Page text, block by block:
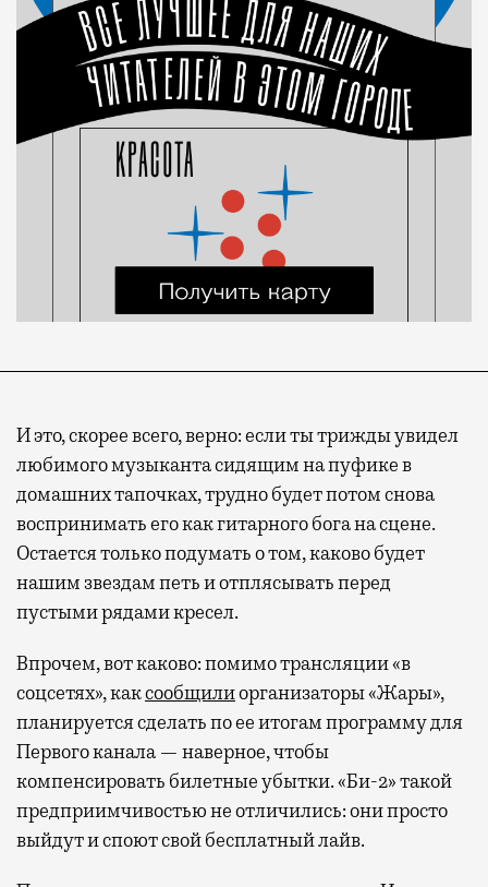
И это, скорее всего, верно: если ты трижды увидел
любимого музыканта сидящим на пуфике в
домашних тапочках, трудно будет потом снова
воспринимать его как гитарного бога на сцене.
Остается только подумать о том, каково будет
нашим звездам петь и отплясывать перед
пустыми рядами кресел.
Впрочем, вот каково: помимо трансляции «в
соцсетях», каксообщилиорганизаторы «Жары»,
планируется сделать по ее итогам программу для
Первого канала — наверное, чтобы
компенсировать билетные убытки. «Би-2» такой
предприимчивостью не отличились: они просто
выйдут и споют свой бесплатный лайв.